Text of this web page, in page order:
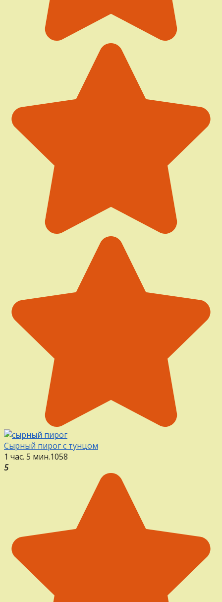
Сырный пирог с тунцом
1 час. 5 мин.1058
5